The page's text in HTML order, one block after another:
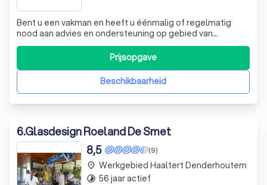
Bent u een vakman en heeft u éénmalig of regelmatig
nood aan advies en ondersteuning op gebied van
glaswerk? Dan kan u een beroep doen op de experts en
het atelier van Econglas. We staan u graag bij met advies
over het gebruik van glas in uw projecten en bieden
onderstaande ondersteuning ons atelie
Beschikbaarheid
Prijsopgave
6.Glasdesign Roeland De Smet
(9)
8,5
place Werkgebied Haaltert Denderhoutem
timelapse 56 jaar actief